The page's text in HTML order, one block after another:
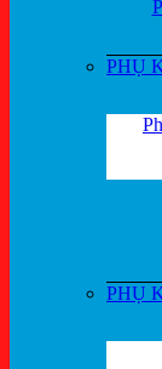
PHỤ
PHỤ